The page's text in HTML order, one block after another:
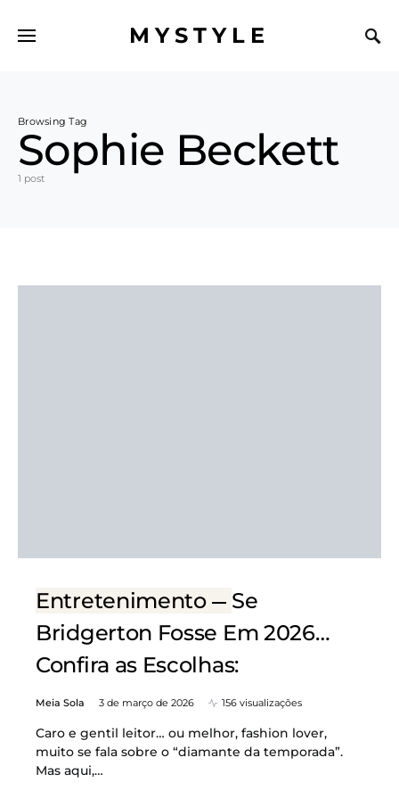
MYSTYLE
Browsing Tag
Sophie Beckett
1 post
Entretenimento
Se
Bridgerton Fosse Em 2026…
Confira as Escolhas:
Meia Sola 3 de março de 2026 156 visualizações
Caro e gentil leitor… ou melhor, fashion lover,
muito se fala sobre o “diamante da temporada”.
Mas aqui,…